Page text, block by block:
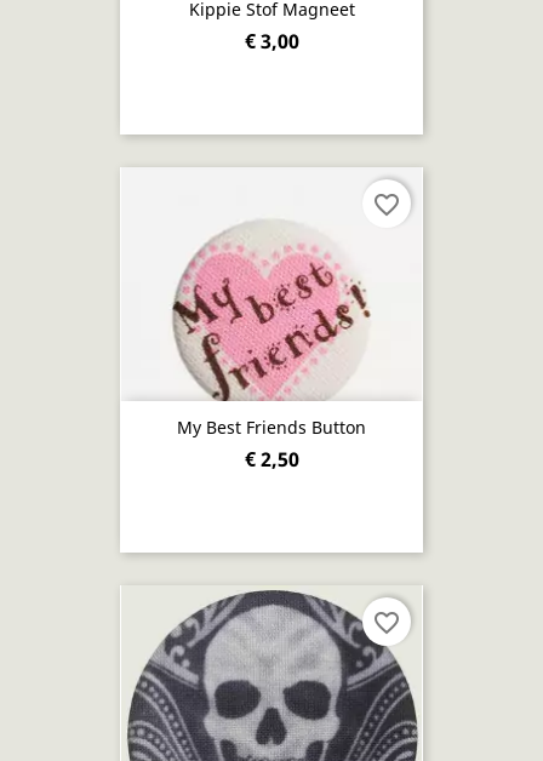
Kippie Stof Magneet
€ 3,00
My Best Friends Button
€ 2,50
favorite_border
favorite_border